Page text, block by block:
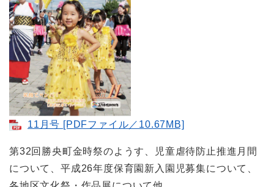
11月号 [PDFファイル／10.67MB]
第32回勝央町金時祭のようす、児童虐待防止推進月間
について、平成26年度保育園新入園児募集について、